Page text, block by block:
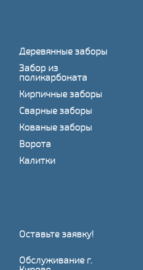
Деревянные заборы
Забор из
поликарбоната
Кирпичные заборы
Сварные заборы
Кованые заборы
Ворота
Калитки
Оставьте заявку!
Обслуживание г.